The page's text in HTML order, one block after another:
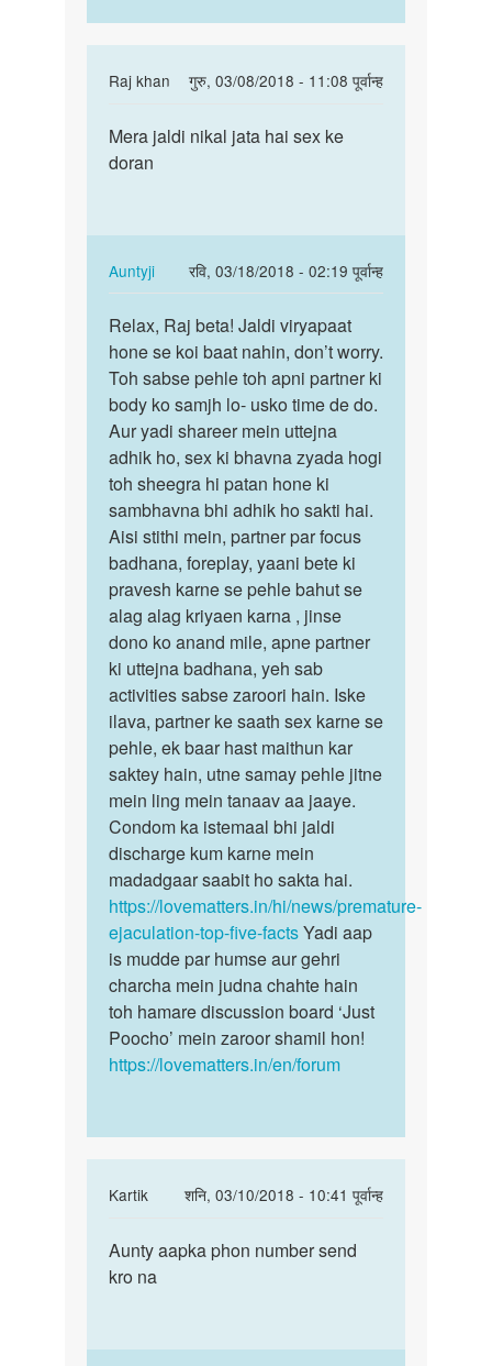
Raj khan
गुरु, 03/08/2018 - 11:08 पूर्वान्ह
to
apki
kya
by
Auntyji
Mera
jaldi
hai…
Mera jaldi nikal jata hai sex ke
doran
Auntyji
रवि, 03/18/2018 - 02:19 पूर्वान्ह
In
reply
to
Mera
jaldi
nikal
jata
hai…
by
Raj
khan
Relax,
Raj
beta!
Jaldi…
Relax, Raj beta! Jaldi viryapaat
hone se koi baat nahin, don’t worry.
Toh sabse pehle toh apni partner ki
body ko samjh lo- usko time de do.
Aur yadi shareer mein uttejna
adhik ho, sex ki bhavna zyada hogi
toh sheegra hi patan hone ki
sambhavna bhi adhik ho sakti hai.
Aisi stithi mein, partner par focus
badhana, foreplay, yaani bete ki
pravesh karne se pehle bahut se
alag alag kriyaen karna , jinse
dono ko anand mile, apne partner
ki uttejna badhana, yeh sab
activities sabse zaroori hain. Iske
ilava, partner ke saath sex karne se
pehle, ek baar hast maithun kar
saktey hain, utne samay pehle jitne
mein ling mein tanaav aa jaaye.
Condom ka istemaal bhi jaldi
discharge kum karne mein
madadgaar saabit ho sakta hai.
https://lovematters.in/hi/news/premature-
ejaculation-top-five-factsYadi aap
is mudde par humse aur gehri
charcha mein judna chahte hain
toh hamare discussion board ‘Just
Poocho’ mein zaroor shamil hon!
https://lovematters.in/en/forum
Kartik
शनि, 03/10/2018 - 10:41 पूर्वान्ह
to
Hello
apki
Aunty
aapka
send…
Aunty aapka phon number send
kro na